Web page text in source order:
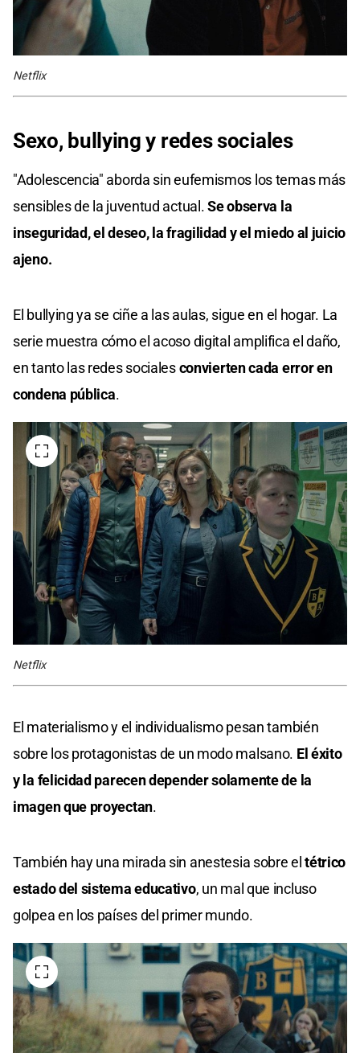
Netflix
Sexo, bullying y redes sociales
"Adolescencia" aborda sin eufemismos los temas más
sensibles de la juventud actual.Se observa la
inseguridad, el deseo, la fragilidad y el miedo al juicio
ajeno.
El bullying ya se ciñe a las aulas, sigue en el hogar. La
serie muestra cómo el acoso digital amplifica el daño,
en tanto las redes socialesconvierten cada error en
condena pública.
Netflix
El materialismo y el individualismo pesan también
sobre los protagonistas de un modo malsano. El éxito
y la felicidad parecen depender solamente de la
imagen que proyectan.
También hay una mirada sin anestesia sobre eltétrico
estado del sistema educativo, un mal que incluso
golpea en los países del primer mundo.